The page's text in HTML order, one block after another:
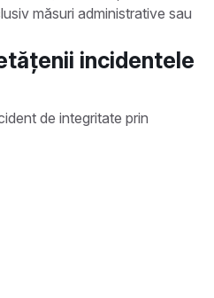
măsuri administrative sau
incidentele
de integritate prin